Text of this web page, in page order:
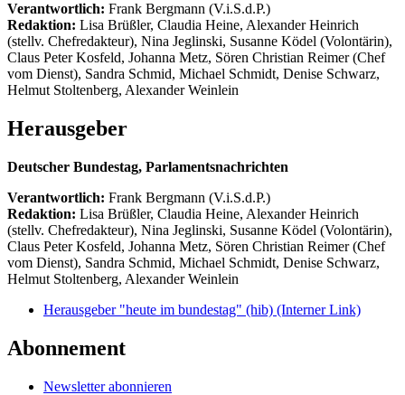
Verantwortlich: Frank Bergmann (V.i.S.d.P.)
Redaktion: Lisa Brüßler, Claudia Heine, Alexander Heinrich
(stellv. Chefredakteur), Nina Jeglinski, Susanne Ködel (Volontärin),
Claus Peter Kosfeld, Johanna Metz, Sören Christian Reimer (Chef
vom Dienst), Sandra Schmid, Michael Schmidt, Denise Schwarz,
Helmut Stoltenberg, Alexander Weinlein
Herausgeber
Deutscher Bundestag, Parlamentsnachrichten
Verantwortlich: Frank Bergmann (V.i.S.d.P.)
Redaktion: Lisa Brüßler, Claudia Heine, Alexander Heinrich
(stellv. Chefredakteur), Nina Jeglinski, Susanne Ködel (Volontärin),
Claus Peter Kosfeld, Johanna Metz, Sören Christian Reimer (Chef
vom Dienst), Sandra Schmid, Michael Schmidt, Denise Schwarz,
Helmut Stoltenberg, Alexander Weinlein
Herausgeber "heute im bundestag" (hib) (Interner Link)
Abonnement
Newsletter abonnieren